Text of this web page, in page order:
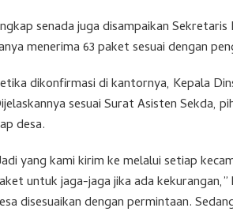
senada juga disampaikan
menerima 63 paket sesuai dengan
dikonfirmasi di kantornya, Kepala
sesuai Surat Asisten Sekda,
desa.
yang kami kirim ke melalui setiap
untuk jaga-jaga jika ada
disesuaikan dengan permintaan.